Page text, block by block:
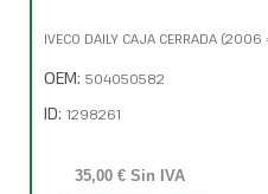
IVECO DAILY CAJA CERRADA (2006
OEM: 504050582
ID: 1298261
35,00 € Sin IVA